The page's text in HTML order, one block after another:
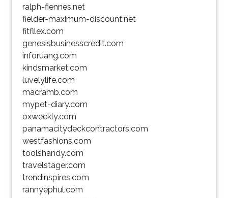
ralph-fiennes.net
fielder-maximum-discount.net
fitfllex.com
genesisbusinesscredit.com
inforuang.com
kindsmarket.com
luvelylife.com
macramb.com
mypet-diary.com
oxweekly.com
panamacitydeckcontractors.com
westfashions.com
toolshandy.com
travelstager.com
trendinspires.com
rannyephul.com